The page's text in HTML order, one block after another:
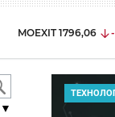
MOEXIT 1796,06